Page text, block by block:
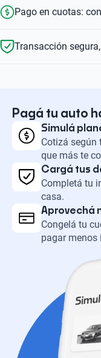
Pago en cuotas:
Transacción
Pagá tu auto
Simulá
Cotizá según
que más te
Cargá tus
Completá tu
casa.
Aprovechá
Congelá tu
pagar menos